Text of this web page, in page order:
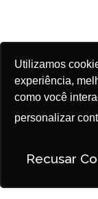
Utilizamos
experiência,
como você
personalizar
Recusar